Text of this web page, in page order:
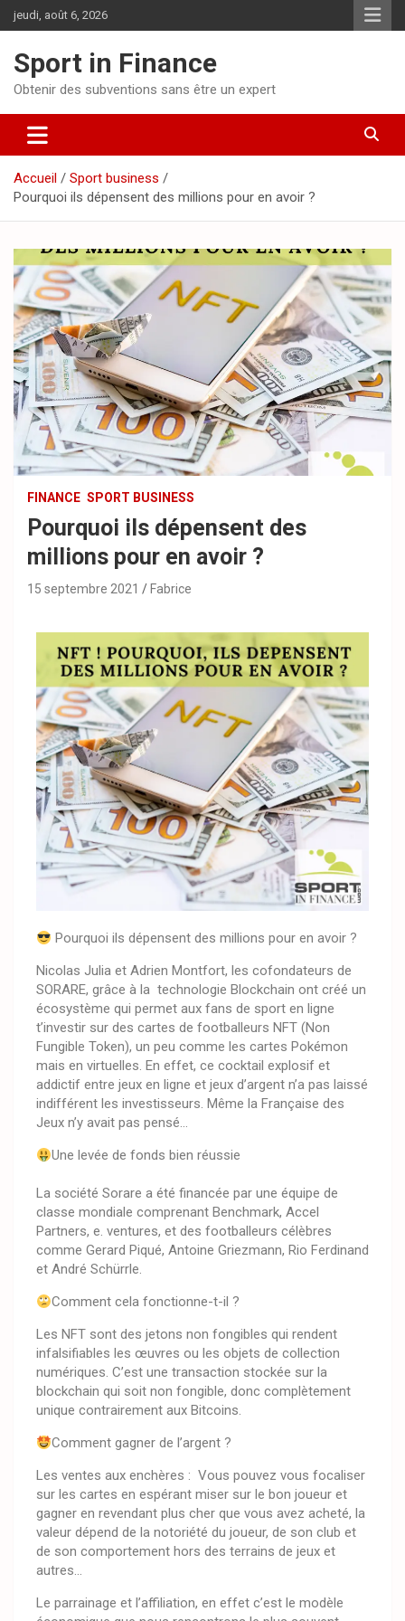
jeudi, août 6, 2026
Sport in Finance
Obtenir des subventions sans être un expert
Accueil
Sport business
Pourquoi ils dépensent des millions pour en avoir ?
FINANCE SPORT BUSINESS
Pourquoi ils dépensent des
millions pour en avoir ?
15 septembre 2021 Fabrice
Pourquoi ils dépensent des millions pour en avoir ?
Nicolas Julia et Adrien Montfort, les cofondateurs de
SORARE, grâce à la technologie Blockchain ont créé un
écosystème qui permet aux fans de sport en ligne
t’investir sur des cartes de footballeurs NFT (Non
Fungible Token), un peu comme les cartes Pokémon
mais en virtuelles. En effet, ce cocktail explosif et
addictif entre jeux en ligne et jeux d’argent n’a pas laissé
indifférent les investisseurs. Même la Française des
Jeux n’y avait pas pensé…
Une levée de fonds bien réussie
La société Sorare a été financée par une équipe de
classe mondiale comprenant Benchmark, Accel
Partners, e. ventures, et des footballeurs célèbres
comme Gerard Piqué, Antoine Griezmann, Rio Ferdinand
et André Schürrle.
Comment cela fonctionne-t-il ?
Les NFT sont des jetons non fongibles qui rendent
infalsifiables les œuvres ou les objets de collection
numériques. C’est une transaction stockée sur la
blockchain qui soit non fongible, donc complètement
unique contrairement aux Bitcoins.
Comment gagner de l’argent ?
Les ventes aux enchères : Vous pouvez vous focaliser
sur les cartes en espérant miser sur le bon joueur et
gagner en revendant plus cher que vous avez acheté, la
valeur dépend de la notoriété du joueur, de son club et
de son comportement hors des terrains de jeux et
autres…
Le parrainage et l’affiliation, en effet c’est le modèle